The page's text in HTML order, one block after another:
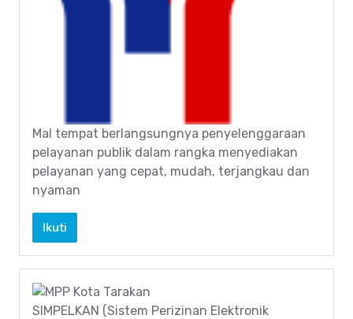
Mal tempat berlangsungnya penyelenggaraan
pelayanan publik dalam rangka menyediakan
pelayanan yang cepat, mudah, terjangkau dan
nyaman
Ikuti
SIMPELKAN (Sistem Perizinan Elektronik